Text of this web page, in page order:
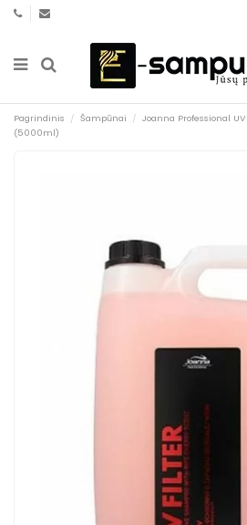
Pagrindinis Šampūnai
Joanna Professional
(5000ml)